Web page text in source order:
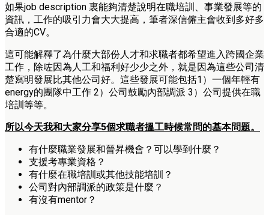
如果job description 裏能夠清楚說明在職培訓、事業發展等的
資訊，工作的吸引力會大大提高，筆者深信僱主會收到多好多
合適的CV。
這可能解釋了為什麼大部份人才和求職者都希望進入跨國企業
工作，除咗因為人工和福利好少少之外，就是因為這些公司清
楚寫明發展比其他公司好。這些發展可能包括1）一個年輕有
energy的團隊中工作 2）公司鼓勵內部調派 3）公司提供在職
培訓等等。
所以今天我和大家分享5個求職者搵工時候常問的基本問題。
有什麼職業發展和晉昇機會？可以學到什麼？
支援考專業資格？
有什麼在職培訓或其他技能培訓？
公司對內部調派的政策是什麼？
有沒有mentor？